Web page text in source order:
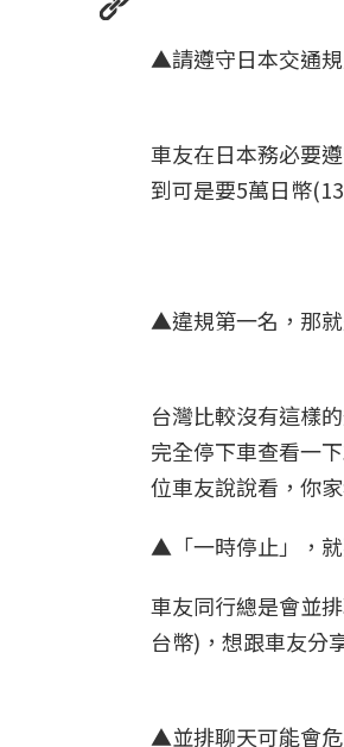
▲請遵守日本交通規
車友在日本務必要
到可是要5萬日幣
▲違規第一名，那
台灣比較沒有這樣
完全停下車查看一
位車友說說看，你
▲「一時停止」，
車友同行總是會並
台幣)，想跟車友分
▲並排聊天可能會